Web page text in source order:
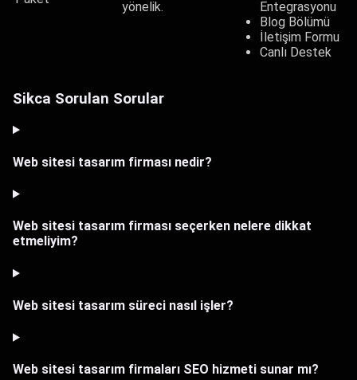
yönelik.
Entegrasyonu
Blog Bölümü
İletişim Formu
Canlı Destek
Sikca Sorulan Sorular
Web sitesi tasarım firması nedir?
Web sitesi tasarım firması seçerken nelere dikkat
etmeliyim?
Web sitesi tasarım süreci nasıl işler?
Web sitesi tasarım firmaları SEO hizmeti sunar mı?